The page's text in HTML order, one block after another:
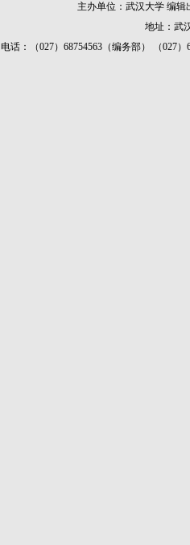
主办单位：武汉大学 编
地址：武
电话：（027）68754563（编务部） （027